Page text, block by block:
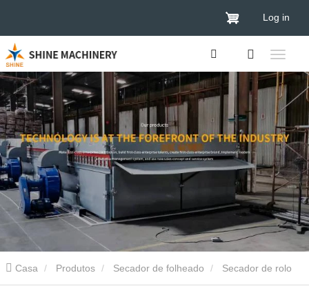
Log in
Casa Produtos Secador de folheado Secador de rolo